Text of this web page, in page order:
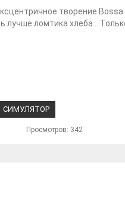
творение
лучше ломтика хлеба...
СИМУЛЯТОР
Просмотров: 342